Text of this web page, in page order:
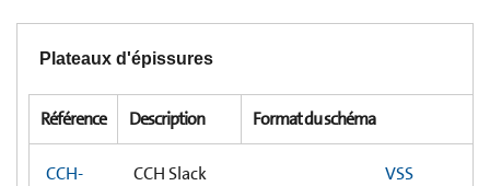
Plateaux d'épissures
Référence Description Format du schéma
CCH-
CCH Slack
VSS